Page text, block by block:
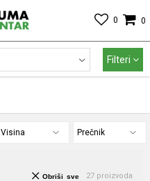
0
0
Filteri
Visina Prečnik
27 proizvoda
Obriši sve